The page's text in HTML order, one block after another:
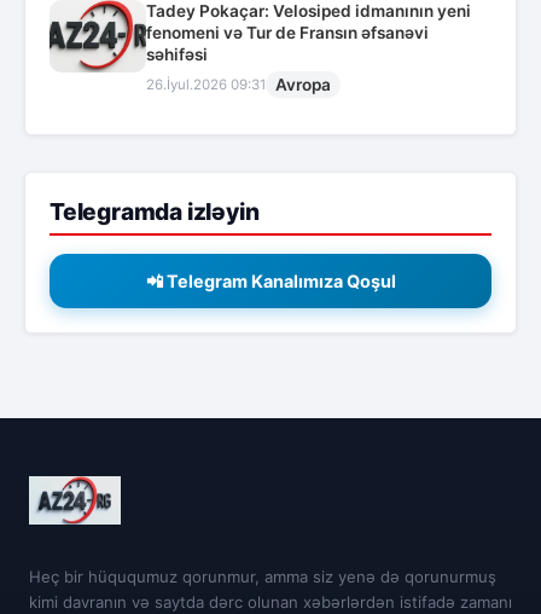
Tadey Pokaçar: Velosiped idmanının yeni
fenomeni və Tur de Fransın əfsanəvi
səhifəsi
26.İyul.2026 09:31 Avropa
Telegramda izləyin
📲 Telegram Kanalımıza Qoşul
Heç bir hüququmuz qorunmur, amma siz yenə də qorunurmuş
kimi davranın və saytda dərc olunan xəbərlərdən istifadə zamanı